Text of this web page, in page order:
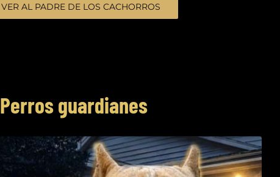
VER AL PADRE DE LOS CACHORROS
Perros guardianes